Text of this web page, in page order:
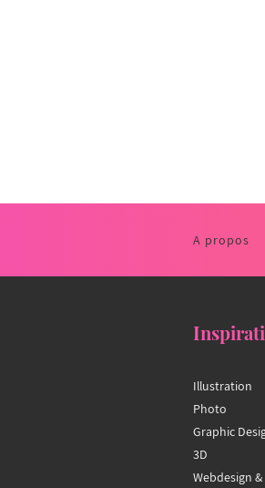
A propos
Illustration
Photo
Graphic
3D
Webdesign &